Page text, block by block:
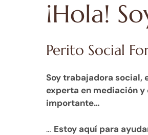
¡Hola!
Perito Social
Soy trabajadora social,
experta en mediación
importante…
… Estoy aquí para